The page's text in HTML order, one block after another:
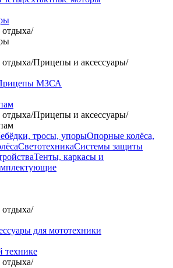
отдыха/
отдыха/Прицепы и аксессуары/
МЗСА
отдыха/Прицепы и аксессуары/
тросы, упорыОпорные колёса,
СветотехникаСистемы защиты
Тенты, каркасы и
отдыха/
для мототехники
технике
отдыха/